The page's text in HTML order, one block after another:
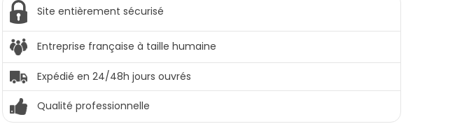
Site entièrement sécurisé
Entreprise française à taille humaine
Expédié en 24/48h jours ouvrés
Qualité professionnelle